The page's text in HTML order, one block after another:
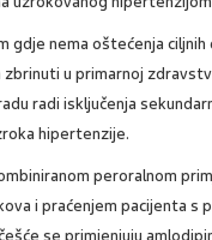
gdje nema oštećenja ciljnih
u primarnoj
radi isključenja
hipertenzije.
peroralnom
i praćenjem pacijenta s
se primjenjuju